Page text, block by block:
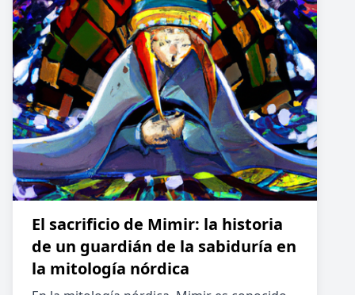
El sacrificio de Mimir: la historia
de un guardián de la sabiduría en
la mitología nórdica